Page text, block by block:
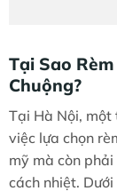
Tại Sao
Chuộng?
Tại Hà Nội, một
việc lựa chọn
mỹ mà còn
cách nhiệt.